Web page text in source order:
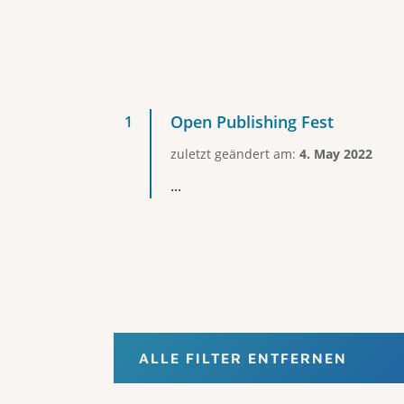
Open Publishing Fest
zuletzt geändert am: 4. May 2022
...
ALLE FILTER ENTFERNEN